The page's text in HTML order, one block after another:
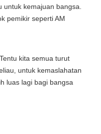
kemajuan bangsa.
pemikir seperti AM
kita semua turut
untuk kemaslahatan
luas lagi bagi bangsa